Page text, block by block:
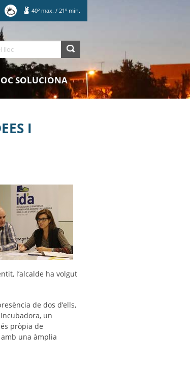
40º max. / 21º min.
SOLUCIONA
I
l’alcalde ha volgut
de dos d’ells,
un
pròpia de
una àmplia